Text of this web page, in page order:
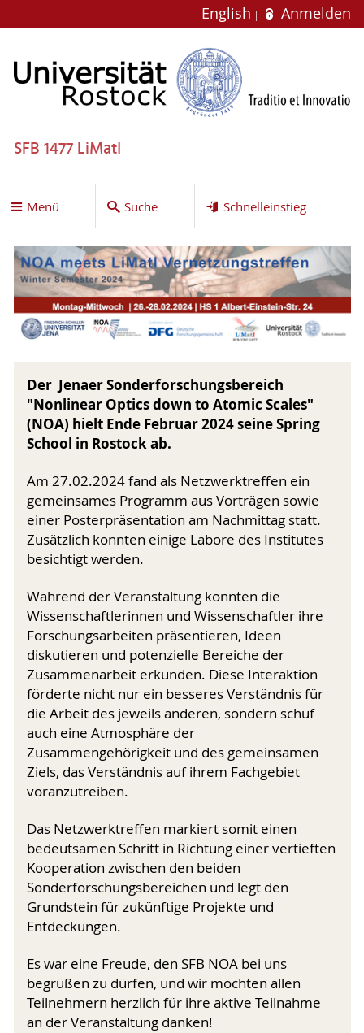
English Anmelden
SFB 1477 LiMatI
Menü Suche Schnelleinstieg
Der Jenaer Sonderforschungsbereich
"Nonlinear Optics down to Atomic Scales"
(NOA) hielt Ende Februar 2024 seine Spring
School in Rostock ab.
Am 27.02.2024 fand als Netzwerktreffen ein
gemeinsames Programm aus Vorträgen sowie
einer Posterpräsentation am Nachmittag statt.
Zusätzlich konnten einige Labore des Institutes
besichtigt werden.
Während der Veranstaltung konnten die
Wissenschaftlerinnen und Wissenschaftler ihre
Forschungsarbeiten präsentieren, Ideen
diskutieren und potenzielle Bereiche der
Zusammenarbeit erkunden. Diese Interaktion
förderte nicht nur ein besseres Verständnis für
die Arbeit des jeweils anderen, sondern schuf
auch eine Atmosphäre der
Zusammengehörigkeit und des gemeinsamen
Ziels, das Verständnis auf ihrem Fachgebiet
voranzutreiben.
Das Netzwerktreffen markiert somit einen
bedeutsamen Schritt in Richtung einer vertieften
Kooperation zwischen den beiden
Sonderforschungsbereichen und legt den
Grundstein für zukünftige Projekte und
Entdeckungen.
Es war eine Freude, den SFB NOA bei uns
begrüßen zu dürfen, und wir möchten allen
Teilnehmern herzlich für ihre aktive Teilnahme
an der Veranstaltung danken!